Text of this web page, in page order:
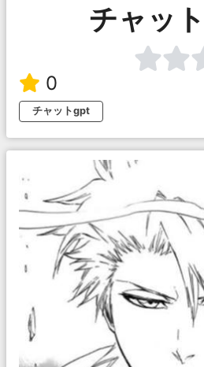
チャッ
0
チャットgpt